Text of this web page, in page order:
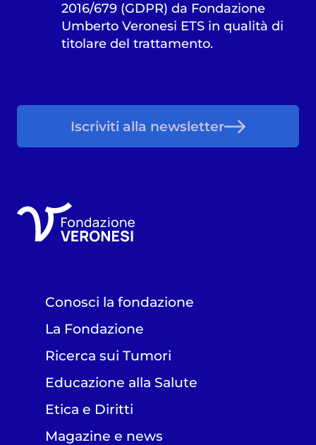
2016/679 (GDPR) da Fondazione
Umberto Veronesi ETS in qualità di
titolare del trattamento.
Iscriviti alla newsletter
Conosci la fondazione
La Fondazione
Ricerca sui Tumori
Educazione alla Salute
Etica e Diritti
Magazine e news